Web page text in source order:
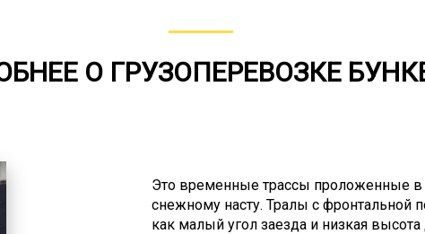
О ГРУЗОПЕРЕВОЗКЕ
Это временные трассы проложенные в
снежному насту. Тралы с фронтальной
как малый угол заезда и низкая высота